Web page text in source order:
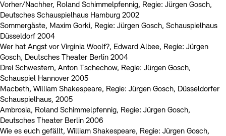
Vorher/Nachher, Roland Schimmelpfennig, Regie: Jürgen Gosch,
Deutsches Schauspielhaus Hamburg 2002
Sommergäste, Maxim Gorki, Regie: Jürgen Gosch, Schauspielhaus
Düsseldorf 2004
Wer hat Angst vor Virginia Woolf?, Edward Albee, Regie: Jürgen
Gosch, Deutsches Theater Berlin 2004
Drei Schwestern, Anton Tschechow, Regie: Jürgen Gosch,
Schauspiel Hannover 2005
Macbeth, William Shakespeare, Regie: Jürgen Gosch, Düsseldorfer
Schauspielhaus, 2005
Ambrosia, Roland Schimmelpfennig, Regie: Jürgen Gosch,
Deutsches Theater Berlin 2006
Wie es euch gefällt, William Shakespeare, Regie: Jürgen Gosch,